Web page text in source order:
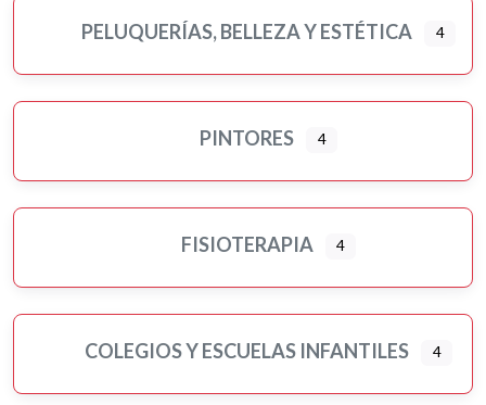
PELUQUERÍAS, BELLEZA Y ESTÉTICA 4
PINTORES 4
FISIOTERAPIA 4
COLEGIOS Y ESCUELAS INFANTILES 4